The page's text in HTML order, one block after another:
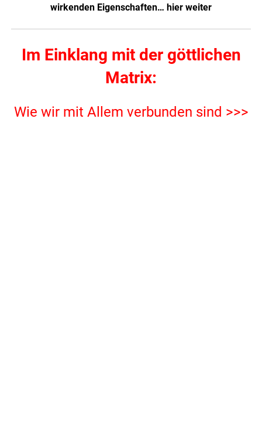
wirkenden Eigenschaften… hier weiter
Im Einklang mit der göttlichen
Matrix:
Wie wir mit Allem verbunden sind >>>